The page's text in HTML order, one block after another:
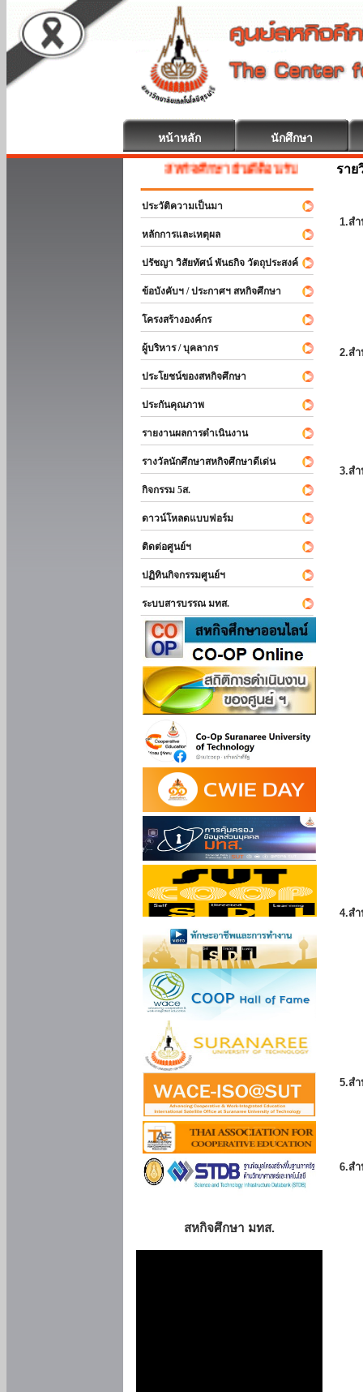
หน้าหลัก นักศึกษา
สหกิจศึกษา ยินดีต้อนรับ
ประวัติความเป็นมา
หลักการและเหตุผล
ปรัชญา วิสัยทัศน์ พันธกิจ วัตถุประสงค์
ข้อบังคับฯ / ประกาศฯ สหกิจศึกษา
โครงสร้างองค์กร
ผู้บริหาร / บุคลากร
ประโยชน์ของสหกิจศึกษา
ประกันคุณภาพ
รายงานผลการดำเนินงาน
รางวัลนักศึกษาสหกิจศึกษาดีเด่น
กิจกรรม 5ส.
ดาวน์โหลดแบบฟอร์ม
ติดต่อศูนย์ฯ
ปฏิทินกิจกรรมศูนย์ฯ
ระบบสารบรรณ มทส.
สหกิจศึกษา มทส.
ราย
1.ส
2.ส
3.ส
4.ส
5.ส
6.ส